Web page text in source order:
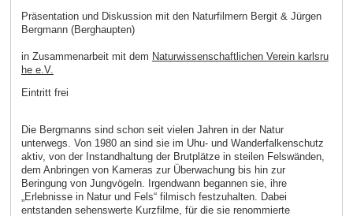
Präsentation und Diskussion mit den Naturfilmern Bergit & Jürgen
Bergmann (Berghaupten)
in Zusammenarbeit mit dem Naturwissenschaftlichen Verein karlsru
he e.V.
Eintritt frei
Die Bergmanns sind schon seit vielen Jahren in der Natur
unterwegs. Von 1980 an sind sie im Uhu- und Wanderfalkenschutz
aktiv, von der Instandhaltung der Brutplätze in steilen Felswänden,
dem Anbringen von Kameras zur Überwachung bis hin zur
Beringung von Jungvögeln. Irgendwann begannen sie, ihre
„Erlebnisse in Natur und Fels“ filmisch festzuhalten. Dabei
entstanden sehenswerte Kurzfilme, für die sie renommierte